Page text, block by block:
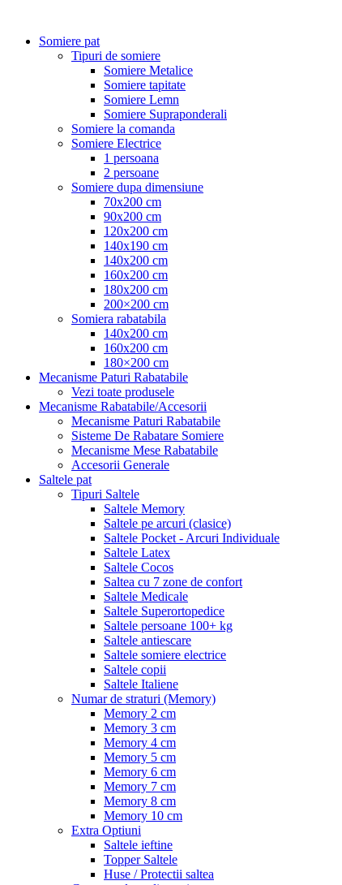
Somiere pat
Tipuri de somiere
Somiere Metalice
Somiere tapitate
Somiere Lemn
Somiere Supraponderali
Somiere la comanda
Somiere Electrice
1 persoana
2 persoane
Somiere dupa dimensiune
70x200 cm
90x200 cm
120x200 cm
140x190 cm
140x200 cm
160x200 cm
180x200 cm
200×200 cm
Somiera rabatabila
140x200 cm
160x200 cm
180×200 cm
Mecanisme Paturi Rabatabile
Vezi toate produsele
Mecanisme Rabatabile/Accesorii
Mecanisme Paturi Rabatabile
Sisteme De Rabatare Somiere
Mecanisme Mese Rabatabile
Accesorii Generale
Saltele pat
Tipuri Saltele
Saltele Memory
Saltele pe arcuri (clasice)
Saltele Pocket - Arcuri Individuale
Saltele Latex
Saltele Cocos
Saltea cu 7 zone de confort
Saltele Medicale
Saltele Superortopedice
Saltele persoane 100+ kg
Saltele antiescare
Saltele somiere electrice
Saltele copii
Saltele Italiene
Numar de straturi (Memory)
Memory 2 cm
Memory 3 cm
Memory 4 cm
Memory 5 cm
Memory 6 cm
Memory 7 cm
Memory 8 cm
Memory 10 cm
Extra Optiuni
Saltele ieftine
Topper Saltele
Huse / Protectii saltea